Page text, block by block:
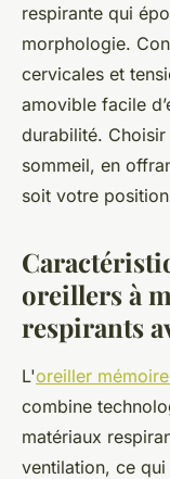
respirante qui
morphologie.
cervicales et
amovible facile
durabilité.
sommeil, en
soit votre
oreillers à
respirants
L'oreiller
combine
matériaux
ventilation, ce